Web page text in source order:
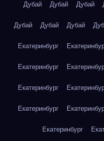
Дубай Дубай Дубай
Дубай Дубай Дубай
Екатеринбург
Екатеринбург
Екатеринбург
Екатеринбург
Екатеринбург